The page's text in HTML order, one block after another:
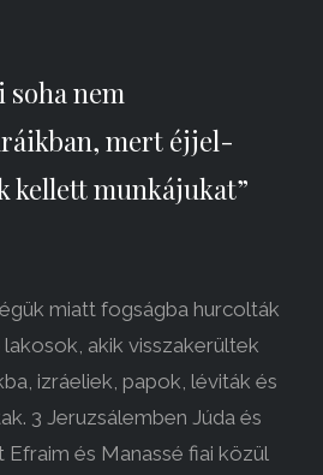
soha nem
mert éjjel-
kellett munkájukat”
miatt fogságba hurcolták
lakosok, akik visszakerültek
izráeliek, papok, léviták és
3 Jeruzsálemben Júda és
Efraim és Manassé fiai közül